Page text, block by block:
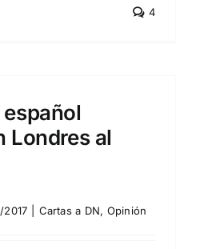
4
Londres al
2017 Cartas a DN, Opinión